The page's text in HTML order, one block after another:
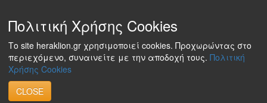
Πολιτική Χρήσης Cookies
Το site heraklion.gr χρησιμοποιεί cookies. Προχωρώντας στο
περιεχόμενο, συναινείτε με την αποδοχή τους. Πολιτική
Χρήσης Cookies
CLOSE